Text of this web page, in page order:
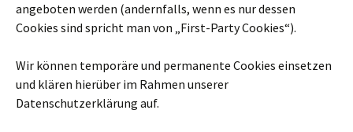
angeboten werden (andernfalls, wenn es nur dessen
Cookies sind spricht man von „First-Party Cookies“).
Wir können temporäre und permanente Cookies einsetzen
und klären hierüber im Rahmen unserer
Datenschutzerklärung auf.